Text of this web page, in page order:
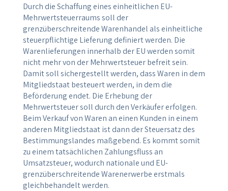
Durch die Schaffung eines einheitlichen EU-
Mehrwertsteuerraums soll der
grenzüberschreitende Warenhandel als einheitliche
steuerpflichtige Lieferung definiert werden. Die
Warenlieferungen innerhalb der EU werden somit
nicht mehr von der Mehrwertsteuer befreit sein.
Damit soll sichergestellt werden, dass Waren in dem
Mitgliedstaat besteuert werden, in dem die
Beförderung endet. Die Erhebung der
Mehrwertsteuer soll durch den Verkäufer erfolgen.
Beim Verkauf von Waren an einen Kunden in einem
anderen Mitgliedstaat ist dann der Steuersatz des
Bestimmungslandes maßgebend. Es kommt somit
zu einem tatsächlichen Zahlungsfluss an
Umsatzsteuer, wodurch nationale und EU-
grenzüberschreitende Warenerwerbe erstmals
gleichbehandelt werden.